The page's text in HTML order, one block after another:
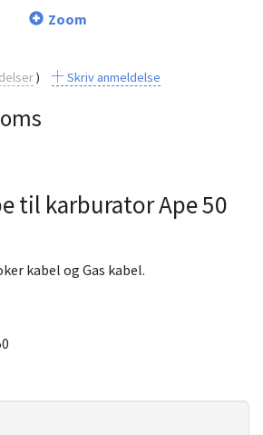
Zoom
Skriv anmeldelse
til karburator Ape 50
kabel og Gas kabel.